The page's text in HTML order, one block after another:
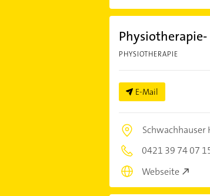
PHYSIOTHERAPIE
E-Mail
Schwachhauser
0421 39 74 07
Webseite